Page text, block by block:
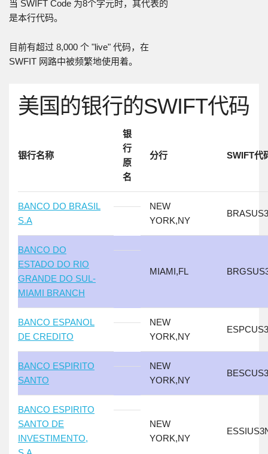
当 SWIFT Code 为8个字元时，其代表的
是本行代码。
目前有超过 8,000 个 "live" 代码，在
SWFIT 网路中被频繁地使用着。
美国的银行的SWIFT代码
银行名称
银
行
原
名
分行 SWIFT代
BANCO DO BRASIL
S.A
NEW
YORK,NY
BANCO DO
ESTADO DO RIO
GRANDE DO SUL-
MIAMI BRANCH
MIAMI,FL
BANCO ESPANOL
DE CREDITO
NEW
YORK,NY
BANCO ESPIRITO
SANTO
NEW
YORK,NY
BANCO ESPIRITO
SANTO DE
INVESTIMENTO,
NEW
YORK,NY